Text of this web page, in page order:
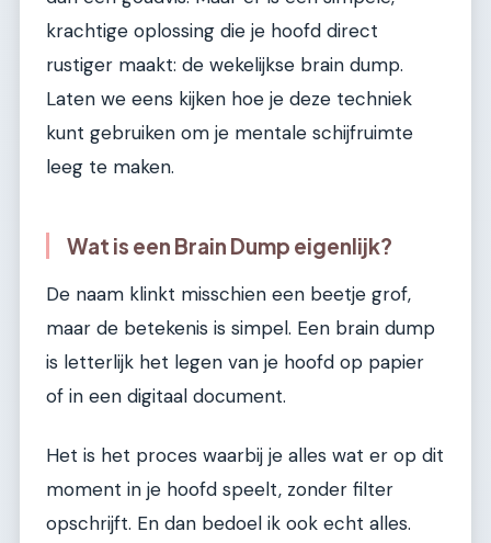
krachtige oplossing die je hoofd direct
rustiger maakt: de wekelijkse brain dump.
Laten we eens kijken hoe je deze techniek
kunt gebruiken om je mentale schijfruimte
leeg te maken.
Wat is een Brain Dump eigenlijk?
De naam klinkt misschien een beetje grof,
maar de betekenis is simpel. Een brain dump
is letterlijk het legen van je hoofd op papier
of in een digitaal document.
Het is het proces waarbij je alles wat er op dit
moment in je hoofd speelt, zonder filter
opschrijft. En dan bedoel ik ook echt alles.